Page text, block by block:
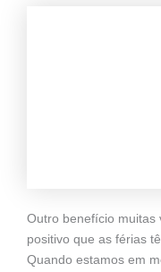
Outro benefício muitas
positivo que as férias
Quando estamos em